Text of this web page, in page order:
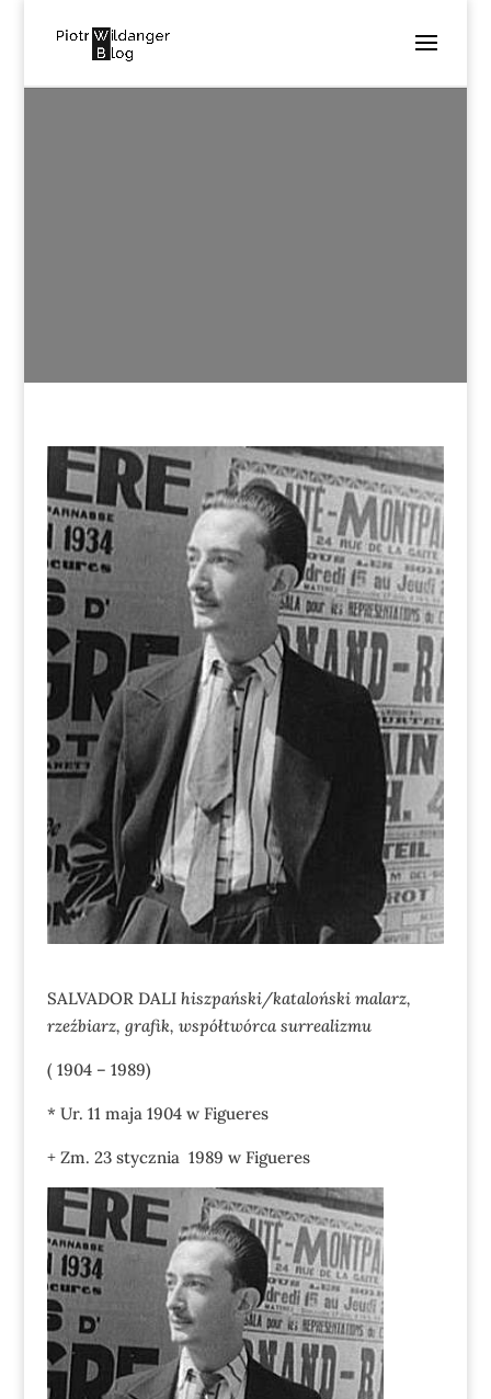
SALVADOR DALI hiszpański/kataloński malarz,
rzeźbiarz, grafik, współtwórca surrealizmu
( 1904 – 1989)
* Ur. 11 maja 1904 w Figueres
+ Zm. 23 stycznia 1989 w Figueres